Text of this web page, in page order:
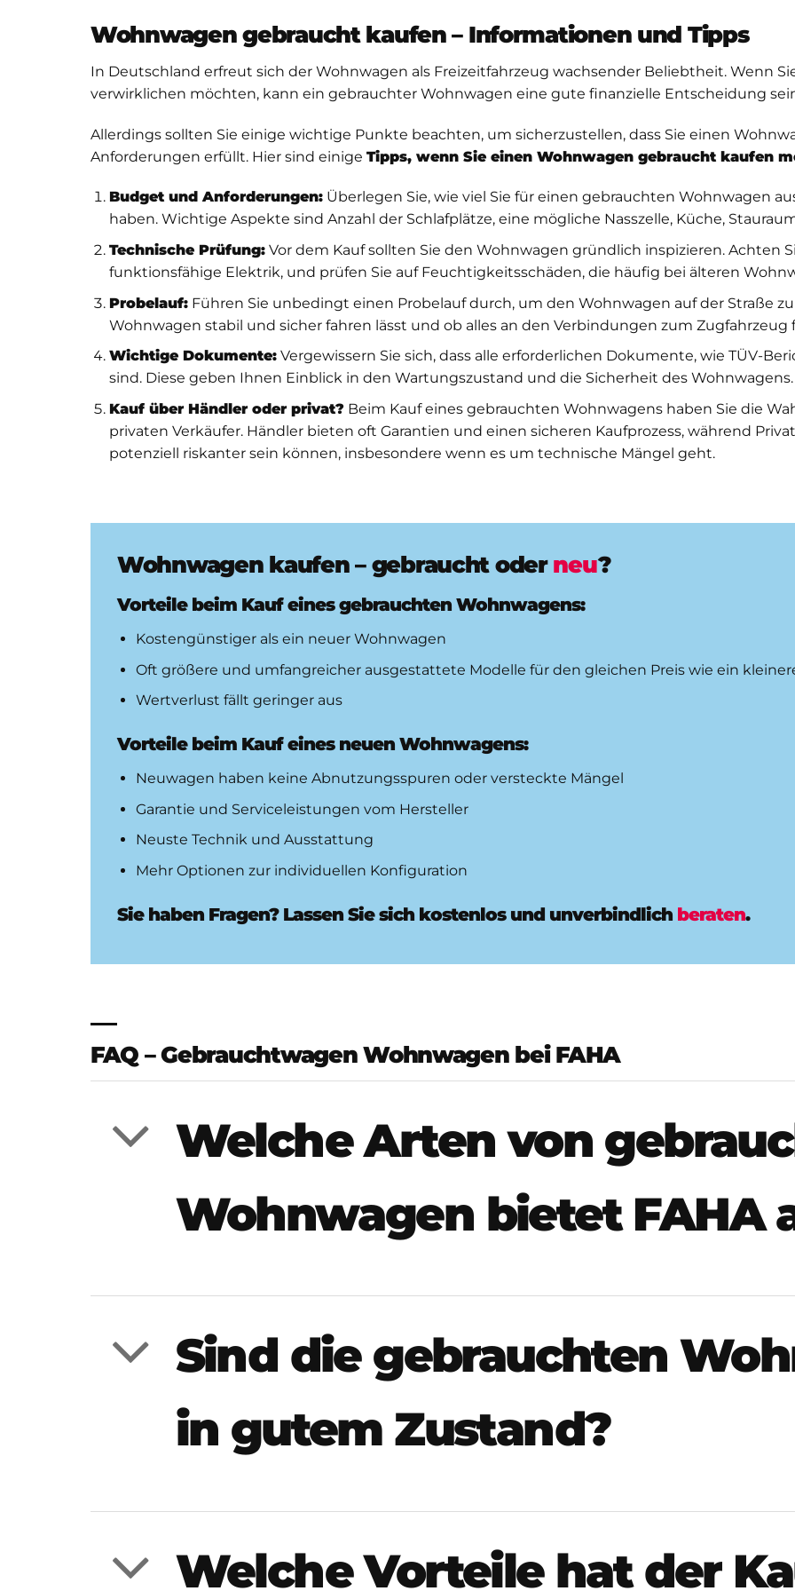
Wohnwagen gebraucht kaufen – Informationen und Tipps
In Deutschland erfreut sich der Wohnwagen als Freizeitfahrzeug wachsender Beliebtheit. Wenn
verwirklichen möchten, kann ein gebrauchter Wohnwagen eine gute finanzielle Entscheidung
Allerdings sollten Sie einige wichtige Punkte beachten, um sicherzustellen, dass Sie einen
Anforderungen erfüllt. Hier sind einige Tipps, wenn Sie einen Wohnwagen gebraucht kaufen
Budget und Anforderungen:Überlegen Sie, wie viel Sie für einen gebrauchten Wohnwagen
haben. Wichtige Aspekte sind Anzahl der Schlafplätze, eine mögliche Nasszelle, Küche,
Technische Prüfung:Vor dem Kauf sollten Sie den Wohnwagen gründlich inspizieren. Achten
funktionsfähige Elektrik, und prüfen Sie auf Feuchtigkeitsschäden, die häufig bei älteren
Probelauf:Führen Sie unbedingt einen Probelauf durch, um den Wohnwagen auf der Straße
Wohnwagen stabil und sicher fahren lässt und ob alles an den Verbindungen zum
Wichtige Dokumente:Vergewissern Sie sich, dass alle erforderlichen Dokumente, wie TÜV-
sind. Diese geben Ihnen Einblick in den Wartungszustand und die Sicherheit des Wohnwagens.
Kauf über Händler oder privat?Beim Kauf eines gebrauchten Wohnwagens haben Sie die
privaten Verkäufer. Händler bieten oft Garantien und einen sicheren Kaufprozess, während
potenziell riskanter sein können, insbesondere wenn es um technische Mängel geht.
Wohnwagen kaufen – gebraucht oderneu?
Vorteile beim Kauf eines gebrauchten Wohnwagens:
Kostengünstiger als ein neuer Wohnwagen
Oft größere und umfangreicher ausgestattete Modelle für den gleichen Preis wie ein
Wertverlust fällt geringer aus
Vorteile beim Kauf eines neuen Wohnwagens:
Neuwagen haben keine Abnutzungsspuren oder versteckte Mängel
Garantie und Serviceleistungen vom Hersteller
Neuste Technik und Ausstattung
Mehr Optionen zur individuellen Konfiguration
Sie haben Fragen? Lassen Sie sich kostenlos und unverbindlich beraten.
FAQ – Gebrauchtwagen Wohnwagen bei FAHA
Welche Arten von
Wohnwagen bietet FAHA
Sind die gebrauchten
in gutem Zustand?
Welche Vorteile hat der